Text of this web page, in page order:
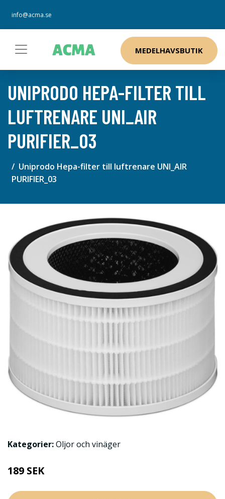
info@acma.se
MEDELHAVSBUTIK
UNIPRODO HEPA-FILTER TILL
LUFTRENARE UNI_AIR
PURIFIER_03
Uniprodo Hepa-filter till luftrenare UNI_AIR
PURIFIER_03
Kategorier:Oljor och vinäger
189 SEK